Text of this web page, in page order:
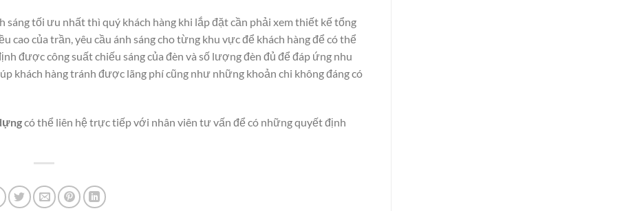
tối ưu nhất thì quý khách hàng khi lắp đặt cần phải xem thiết kế tổng
của trần, yêu cầu ánh sáng cho từng khu vực để khách hàng để có thể
được công suất chiếu sáng của đèn và số lượng đèn đủ để đáp ứng nhu
khách hàng tránh được lãng phí cũng như những khoản chi không đáng có
có thể liên hệ trực tiếp với nhân viên tư vấn để có những quyết định